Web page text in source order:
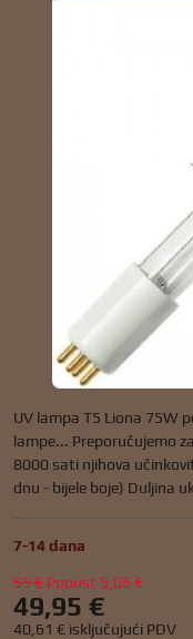
UV lampa T5 Liona 75W
lampe... Preporučujemo
8000 sati njihova
dnu - bijele boje) Duljina
7-14 dana
55 € Popust 5,05 €
49,95 €
40,61 € isključujući PDV